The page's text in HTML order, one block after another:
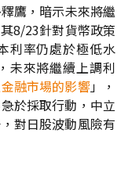
鷹，暗示未來將繼
8/23針對貨幣政策
利率仍處於極低水
未來將繼續上調利
融市場的影響」，
於採取行動，中立
對日股波動風險有